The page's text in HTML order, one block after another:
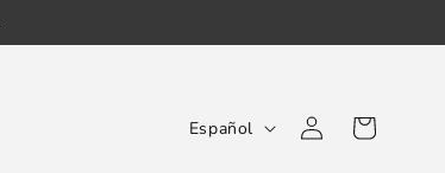
Español
Iniciar
sesión
Carrito